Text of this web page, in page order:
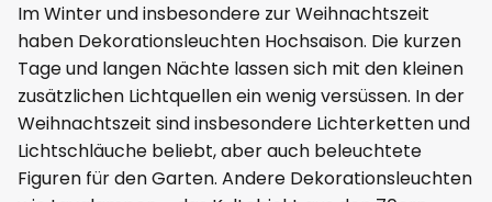
Im Winter und insbesondere zur Weihnachtszeit
haben Dekorationsleuchten Hochsaison. Die kurzen
Tage und langen Nächte lassen sich mit den kleinen
zusätzlichen Lichtquellen ein wenig versüssen. In der
Weihnachtszeit sind insbesondere Lichterketten und
Lichtschläuche beliebt, aber auch beleuchtete
Figuren für den Garten. Andere Dekorationsleuchten